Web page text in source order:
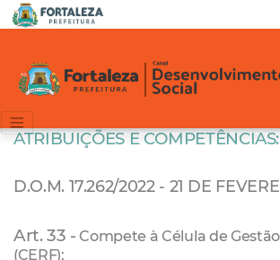
ATRIBUIÇÕES E COMPETÊNCIAS:
D.O.M. 17.262/2022 - 21 DE
Art. 33 - Compete à Célula de
(CERF):